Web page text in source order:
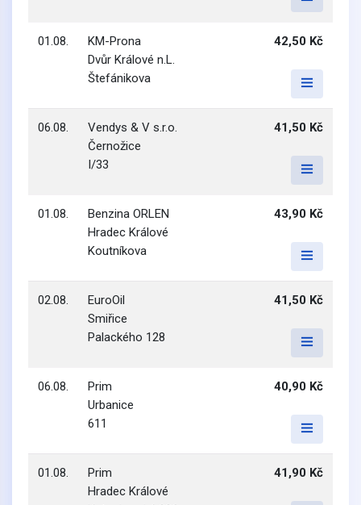
01.08.
KM-Prona
Dvůr Králové n.L.
Štefánikova
42,50 Kč
06.08.
Vendys & V s.r.o.
Černožice
I/33
41,50 Kč
01.08.
Benzina ORLEN
Hradec Králové
Koutníkova
43,90 Kč
02.08.
EuroOil
Smiřice
Palackého 128
41,50 Kč
06.08.
Prim
Urbanice
611
40,90 Kč
01.08.
Prim
Hradec Králové
41,90 Kč